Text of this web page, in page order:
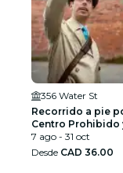
356 Water St
Recorrido a pie
Centro Prohibido
7 ago - 31 oct
Desde CAD 36.00